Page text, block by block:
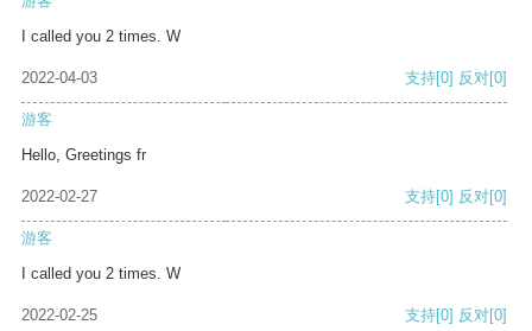
I called you 2 times. W
2022-04-03 支持[0] 反对[0]
游客
Hello, Greetings fr
2022-02-27 支持[0] 反对[0]
游客
I called you 2 times. W
2022-02-25 支持[0] 反对[0]